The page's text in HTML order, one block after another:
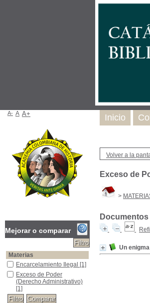
Volver a la
Exceso de
>
Un
Inicio
A- A A+
Mejorar o comparar
Materias
Encarcelamiento Ilegal
Encarcelamiento Ilegal [1]
Exceso de Poder (Derecho Administrativo)
Exceso de Poder
(Derecho Administrativo)
[1]